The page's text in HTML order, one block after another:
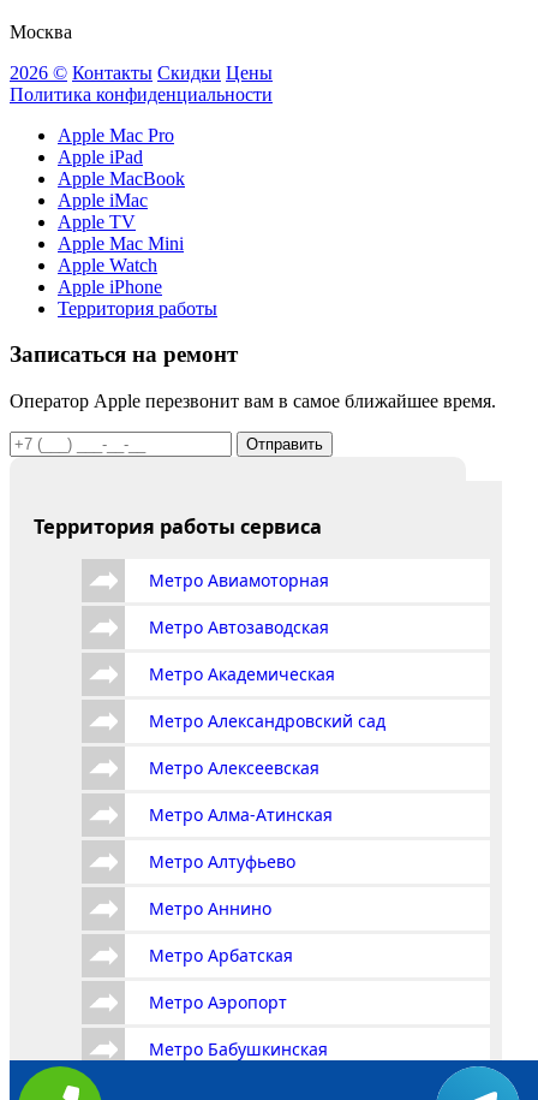
Москва
2026 © Контакты Скидки Цены
Политика конфиденциальности
Apple Mac Pro
Apple iPad
Apple MacBook
Apple iMac
Apple TV
Apple Mac Mini
Apple Watch
Apple iPhone
Территория работы
Записаться на ремонт
Оператор Apple перезвонит вам в самое ближайшее время.
Отправить
Территория работы сервиса
Метро Авиамоторная
Метро Автозаводская
Метро Академическая
Метро Александровский сад
Метро Алексеевская
Метро Алма-Атинская
Метро Алтуфьево
Метро Аннино
Метро Арбатская
Метро Аэропорт
Метро Бабушкинская